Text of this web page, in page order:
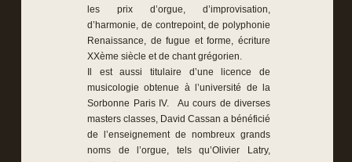
les prix d’orgue, d’improvisation,
d’harmonie, de contrepoint, de polyphonie
Renaissance, de fugue et forme, écriture
XXème siècle et de chant grégorien.
Il est aussi titulaire d’une licence de
musicologie obtenue à l’université de la
Sorbonne Paris IV. Au cours de diverses
masters classes, David Cassan a bénéficié
de l’enseignement de nombreux grands
noms de l’orgue, tels qu’Olivier Latry,